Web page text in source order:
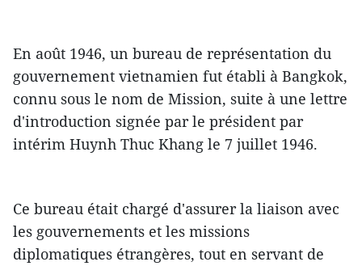
En août 1946, un bureau de représentation du
gouvernement vietnamien fut établi à Bangkok,
connu sous le nom de Mission, suite à une lettre
d'introduction signée par le président par
intérim Huynh Thuc Khang le 7 juillet 1946.
Ce bureau était chargé d'assurer la liaison avec
les gouvernements et les missions
diplomatiques étrangères, tout en servant de